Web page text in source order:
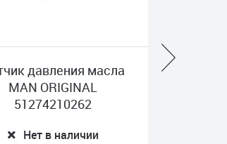
Датчик уровня антифриза
MERCEDES FEBI 46021